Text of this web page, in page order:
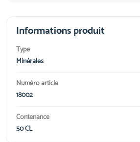
Informations produit
Type
Minérales
Numéro article
18002
Contenance
50 CL